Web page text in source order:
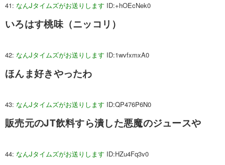
41: なんJタイムズがお送りします ID:+hOEcNek0
いろはす桃味（ニッコリ）
42: なんJタイムズがお送りします ID:1wvfxmxA0
ほんま好きやったわ
43: なんJタイムズがお送りします ID:QP476P6N0
販売元のJT飲料すら潰した悪魔のジュースや
44: なんJタイムズがお送りします ID:HZu4Fq3v0